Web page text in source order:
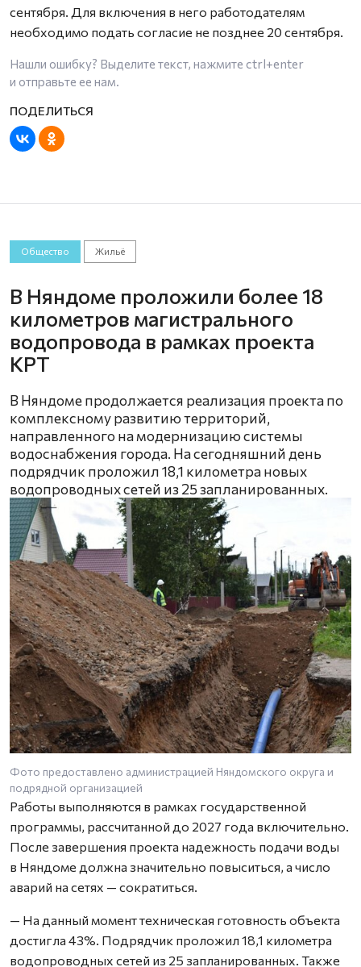
сентября. Для включения в него работодателям
необходимо подать согласие не позднее 20 сентября.
Нашли ошибку? Выделите текст, нажмите ctrl+enter
и отправьте ее нам.
Общество Жильё
В Няндоме проложили более 18
километров магистрального
водопровода в рамках проекта
КРТ
В Няндоме продолжается реализация проекта по
комплексному развитию территорий,
направленного на модернизацию системы
водоснабжения города. На сегодняшний день
подрядчик проложил 18,1 километра новых
водопроводных сетей из 25 запланированных.
Фото предоставлено администрацией Няндомского округа и
подрядной организацией
Работы выполняются в рамках государственной
программы, рассчитанной до 2027 года включительно.
После завершения проекта надежность подачи воды
в Няндоме должна значительно повыситься, а число
аварий на сетях — сократиться.
— На данный момент техническая готовность объекта
достигла 43%. Подрядчик проложил 18,1 километра
водопроводных сетей из 25 запланированных. Также